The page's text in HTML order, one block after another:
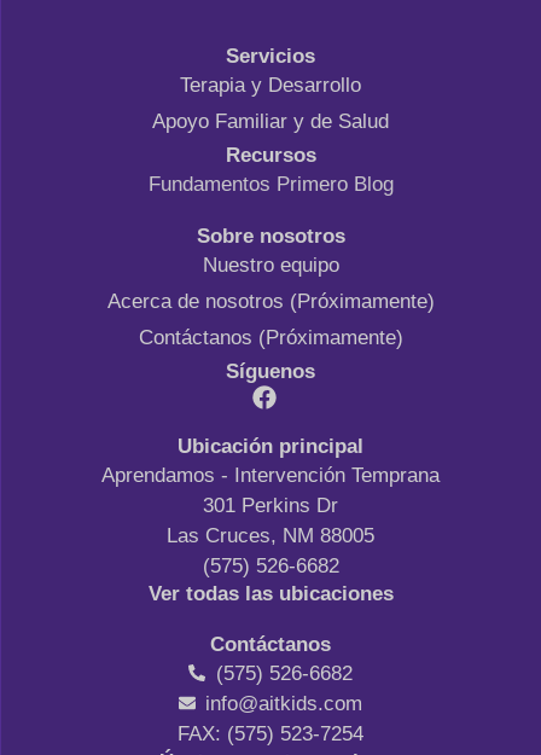
Servicios
Terapia y Desarrollo
Apoyo Familiar y de Salud
Recursos
Fundamentos Primero Blog
Sobre nosotros
Nuestro equipo
Acerca de nosotros (Próximamente)
Contáctanos (Próximamente)
Síguenos
Ubicación principal
Aprendamos - Intervención Temprana
301 Perkins Dr
Las Cruces, NM 88005
(575) 526-6682
Ver todas las ubicaciones
Contáctanos
(575) 526-6682
info@aitkids.com
FAX: (575) 523-7254